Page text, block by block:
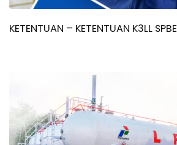
KETENTUAN – KETENTUAN K3LL SPBE